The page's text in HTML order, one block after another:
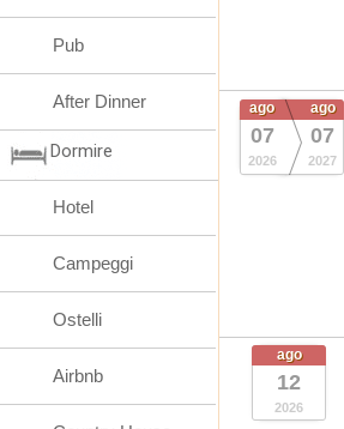
ago
07
2026
ago
07
2027
ago
12
2026
Pub
After Dinner
Dormire
Hotel
Campeggi
Ostelli
Airbnb